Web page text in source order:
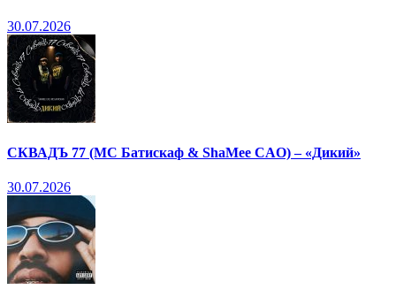
30.07.2026
СКВАДЪ 77 (МС Батискаф & ShaMee CAO) – «Дикий»
30.07.2026